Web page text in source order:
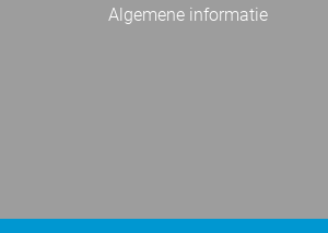
Algemene informatie